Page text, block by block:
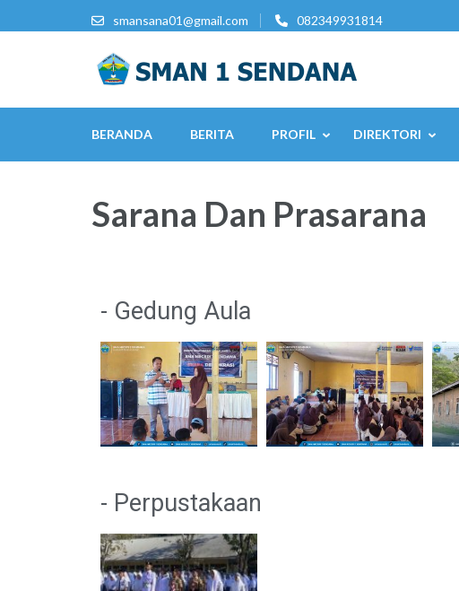
smansana01@gmail.com 082349931814
BERANDA BERITA PROFIL DIREKTORI
Sarana Dan Prasarana
- Gedung Aula
- Perpustakaan